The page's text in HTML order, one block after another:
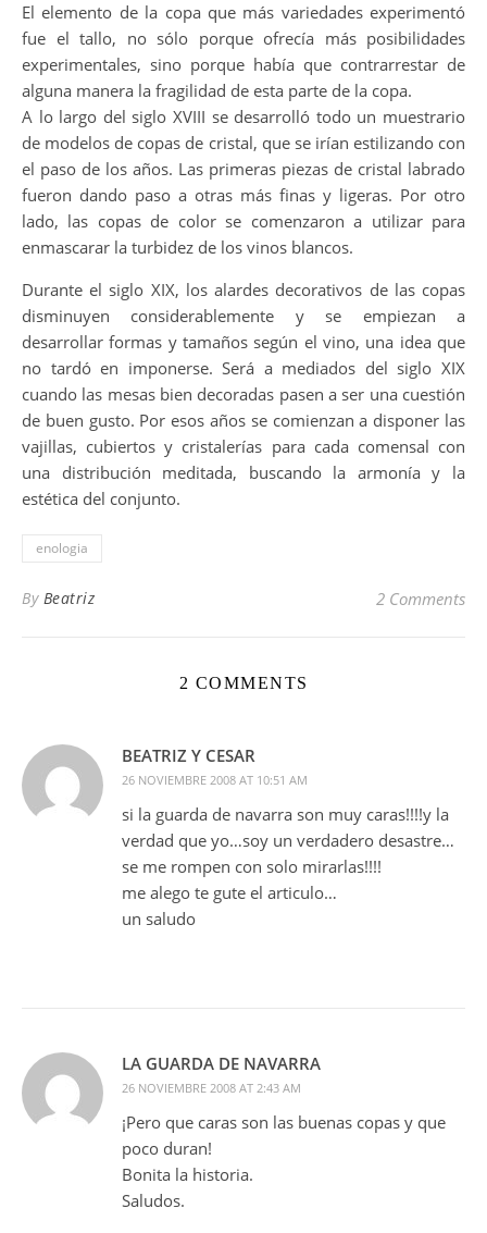
El elemento de la copa que más variedades experimentó
fue el tallo, no sólo porque ofrecía más posibilidades
experimentales, sino porque había que contrarrestar de
alguna manera la fragilidad de esta parte de la copa.
A lo largo del siglo XVIII se desarrolló todo un muestrario
de modelos de copas de cristal, que se irían estilizando con
el paso de los años. Las primeras piezas de cristal labrado
fueron dando paso a otras más finas y ligeras. Por otro
lado, las copas de color se comenzaron a utilizar para
enmascarar la turbidez de los vinos blancos.
Durante el siglo XIX, los alardes decorativos de las copas
disminuyen considerablemente y se empiezan a
desarrollar formas y tamaños según el vino, una idea que
no tardó en imponerse. Será a mediados del siglo XIX
cuando las mesas bien decoradas pasen a ser una cuestión
de buen gusto. Por esos años se comienzan a disponer las
vajillas, cubiertos y cristalerías para cada comensal con
una distribución meditada, buscando la armonía y la
estética del conjunto.
enologia
By Beatriz 2 Comments
2 COMMENTS
BEATRIZ Y CESAR
26 NOVIEMBRE 2008 AT 10:51 AM
si la guarda de navarra son muy caras!!!!y la
verdad que yo…soy un verdadero desastre…
se me rompen con solo mirarlas!!!!
me alego te gute el articulo…
un saludo
LA GUARDA DE NAVARRA
26 NOVIEMBRE 2008 AT 2:43 AM
¡Pero que caras son las buenas copas y que
poco duran!
Bonita la historia.
Saludos.